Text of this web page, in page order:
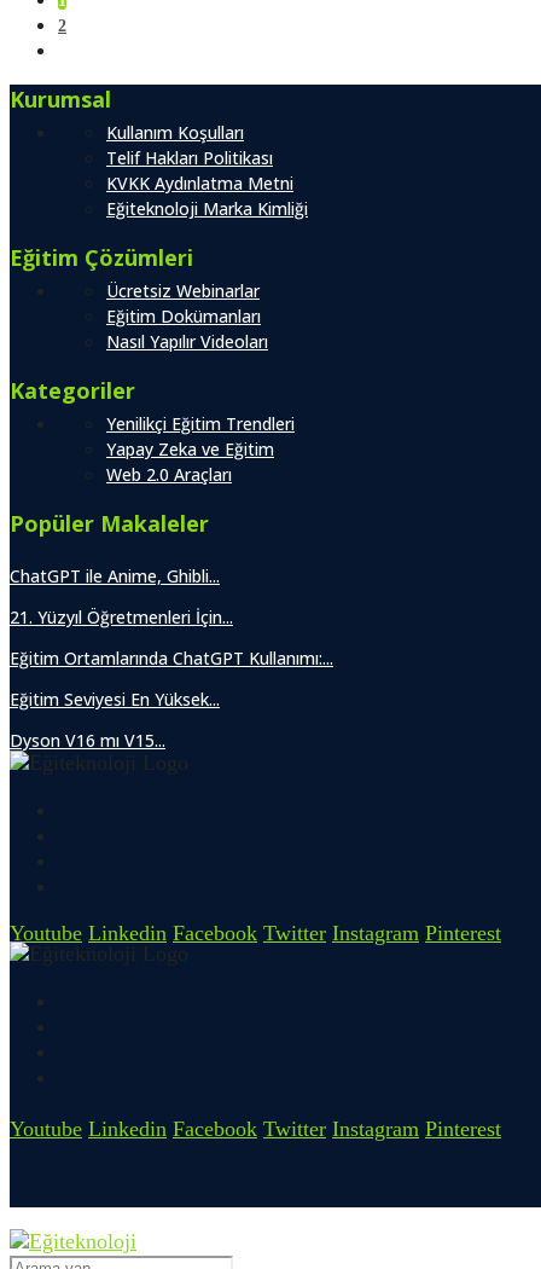
2
Kurumsal
Kullanım Koşulları
Telif Hakları Politikası
KVKK Aydınlatma Metni
Eğiteknoloji Marka Kimliği
Eğitim Çözümleri
Ücretsiz Webinarlar
Eğitim Dokümanları
Nasıl Yapılır Videoları
Kategoriler
Yenilikçi Eğitim Trendleri
Yapay Zeka ve Eğitim
Web 2.0 Araçları
Popüler Makaleler
ChatGPT ile Anime, Ghibli...
21. Yüzyıl Öğretmenleri İçin...
Eğitim Ortamlarında ChatGPT Kullanımı:...
Eğitim Seviyesi En Yüksek...
Dyson V16 mı V15...
Youtube Linkedin Facebook Twitter Instagram Pinterest
Youtube Linkedin Facebook Twitter Instagram Pinterest